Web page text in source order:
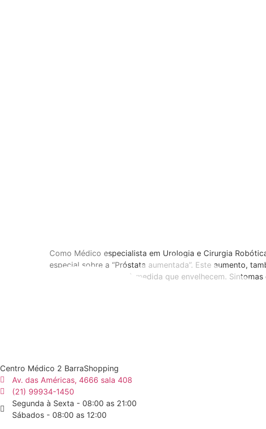
Como Médico especialista em Urologia e Cirurgia
especial sobre a “Próstata aumentada”. Este aumento,
afeta muitos homens à medida que envelhecem.
Centro Médico 2 BarraShopping
Av. das Américas, 4666 sala 408
(21) 99934-1450
Segunda à Sexta - 08:00 as 21:00
Sábados - 08:00 as 12:00